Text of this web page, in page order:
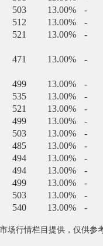
503 13.00%
-
512 13.00%
-
521 13.00% -
471 13.00% -
499 13.00%
-
535 13.00%
-
521 13.00%
-
499 13.00%
-
503 13.00%
-
485 13.00%
-
494 13.00%
-
494 13.00%
-
499 13.00%
-
503 13.00%
-
540 13.00% -
市场行情栏目提供，仅供参